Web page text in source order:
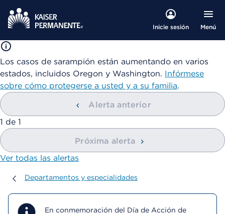
Inicie sesión Menú
Los casos de sarampión están aumentando en varios
estados, incluidos Oregon y Washington. Infórmese
sobre cómo protegerse a usted y a su familia.
Alerta anterior
mostrando
1 de 1
Próxima alerta
Ver todas las alertas
Departamentos y especialidades
Departamentos y especialidades
En conmemoración del Día de Acción de